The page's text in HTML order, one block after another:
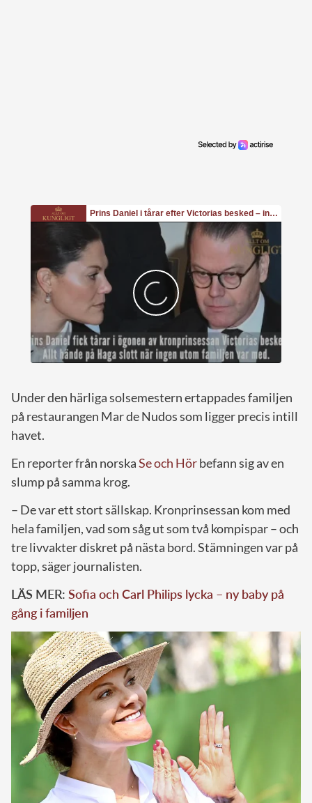
Under den härliga solsemestern ertappades familjen
på restaurangen Mar de Nudos som ligger precis intill
havet.
En reporter från norskaSe och Hörbefann sig av en
slump på samma krog.
– De var ett stort sällskap. Kronprinsessan kom med
hela familjen, vad som såg ut som två kompispar – och
tre livvakter diskret på nästa bord. Stämningen var på
topp, säger journalisten.
LÄS MER: Sofia och Carl Philips lycka – ny baby på
gång i familjen